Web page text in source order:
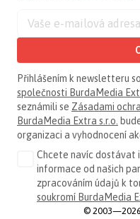
Přihlášením k newsletteru
společnosti BurdaMedia
seznámili se Zásadami
BurdaMedia Extra s.r.o.
organizaci a vyhodnocení
Chcete navíc dostávat
informace od našich
zpracováním údajů k
soukromí BurdaMedia
© 2003—2026